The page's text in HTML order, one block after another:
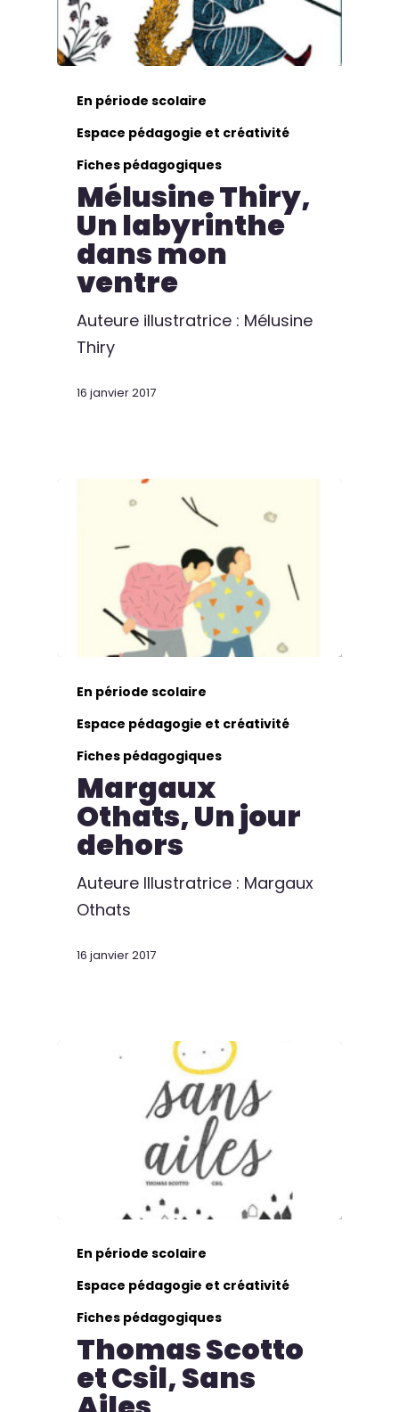
En période scolaire
Espace pédagogie et créativité
Fiches pédagogiques
Mélusine Thiry,
Un labyrinthe
dans mon
ventre
Auteure illustratrice : Mélusine
Thiry
16 janvier 2017
En période scolaire
Espace pédagogie et créativité
Fiches pédagogiques
Margaux
Othats, Un jour
dehors
Auteure Illustratrice : Margaux
Othats
16 janvier 2017
En période scolaire
Espace pédagogie et créativité
Fiches pédagogiques
Thomas Scotto
et Csil, Sans